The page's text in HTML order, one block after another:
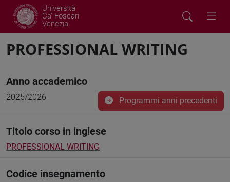
Università
Ca' Foscari
Venezia
PROFESSIONAL WRITING
Anno accademico
2025/2026 Programmi anni precedenti
Titolo corso in inglese
PROFESSIONAL WRITING
Codice insegnamento